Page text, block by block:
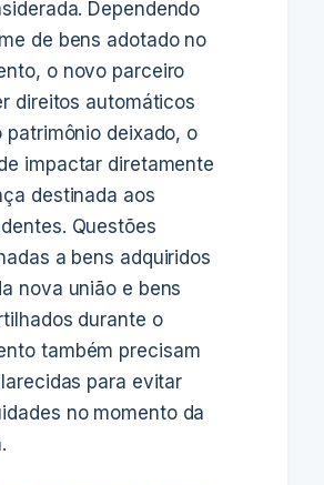
Dependendo
de bens adotado no
o novo parceiro
direitos automáticos
patrimônio deixado, o
impactar diretamente
destinada aos
Questões
a bens adquiridos
nova união e bens
durante o
também precisam
para evitar
no momento da